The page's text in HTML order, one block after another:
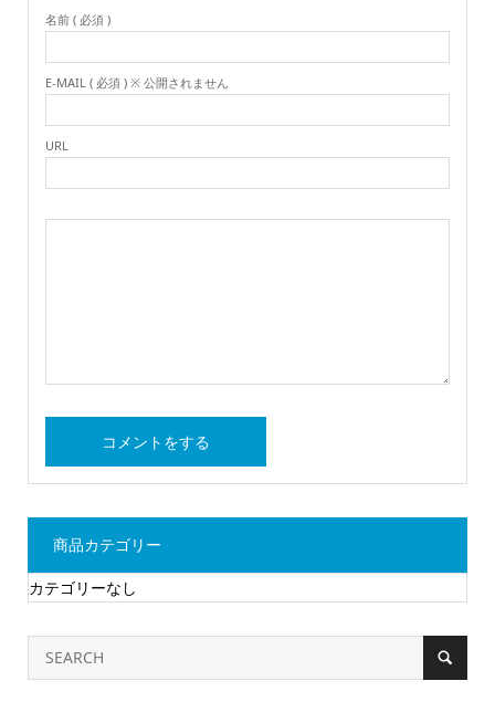
名前 ( 必須 )
E-MAIL ( 必須 ) ※ 公開されません
URL
商品カテゴリー
カテゴリーなし